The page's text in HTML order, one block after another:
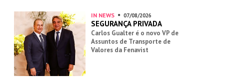
IN NEWS 07/08/2026
SEGURANÇA PRIVADA
Carlos Gualter é o novo VP de
Assuntos de Transporte de
Valores da Fenavist